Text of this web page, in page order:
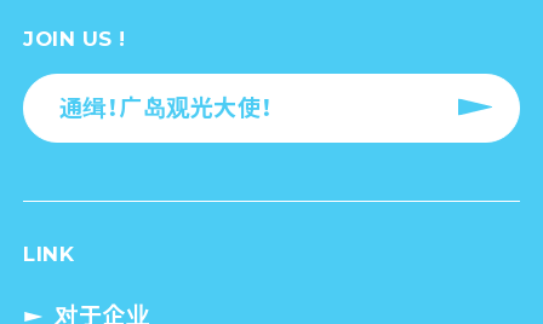
JOIN US !
通缉！广岛观光大使！
LINK
对于企业